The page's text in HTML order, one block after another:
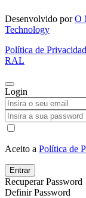
Desenvolvido porO
Technology
Política de
RAL
Login
Aceito a Política de
Entrar
Recuperar Password
Definir Password